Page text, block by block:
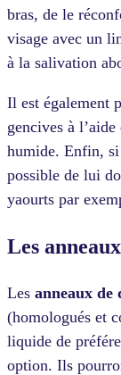
bras, de le
visage avec un
à la salivation
Il est également
gencives à
humide. Enfin, si
possible de lui
yaourts par
Les
Les anneaux de
(homologués et
liquide de
option. Ils